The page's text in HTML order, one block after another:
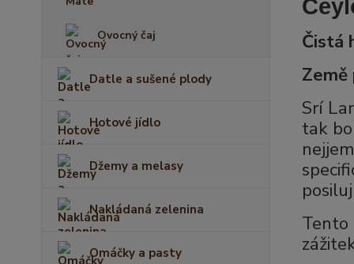
Ovocný čaj
Datle a sušené plody
Hotové jídlo
Džemy a melasy
Nakládaná zelenina
Omáčky a pasty
Čistá
Země
Srí
tak
Tento